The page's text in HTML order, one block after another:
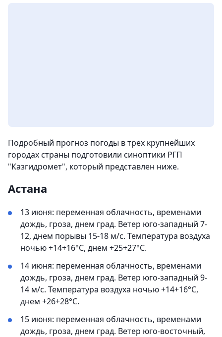
Подробный прогноз погоды в трех крупнейших
городах страны подготовили синоптики РГП
"Казгидромет", который представлен ниже.
Астана
13 июня: переменная облачность, временами
дождь, гроза, днем град. Ветер юго-западный 7-
12, днем порывы 15-18 м/с. Температура воздуха
ночью +14+16°С, днем +25+27°С.
14 июня: переменная облачность, временами
дождь, гроза, днем град. Ветер юго-западный 9-
14 м/с. Температура воздуха ночью +14+16°С,
днем +26+28°С.
15 июня: переменная облачность, временами
дождь, гроза, днем град. Ветер юго-восточный,